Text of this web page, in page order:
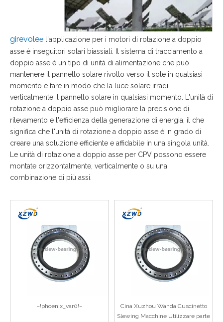
girevolee l'applicazione per i motori di rotazione a doppio
asse è inseguitori solari biassiali. Il sistema di tracciamento a
doppio asse è un tipo di unità di alimentazione che può
mantenere il pannello solare rivolto verso il sole in qualsiasi
momento e fare in modo che la luce solare irradi
verticalmente il pannello solare in qualsiasi momento. L'unità di
rotazione a doppio asse può migliorare la precisione di
rilevamento e l'efficienza della generazione di energia, il che
significa che l'unità di rotazione a doppio asse è in grado di
creare una soluzione efficiente e affidabile in una singola unità.
Le unità di rotazione a doppio asse per CPV possono essere
montate orizzontalmente, verticalmente o su una
combinazione di più assi.
~!phoenix_var0!~
Cina Xuzhou Wanda Cuscinetto
Slewing Macchine Utilizzare parte